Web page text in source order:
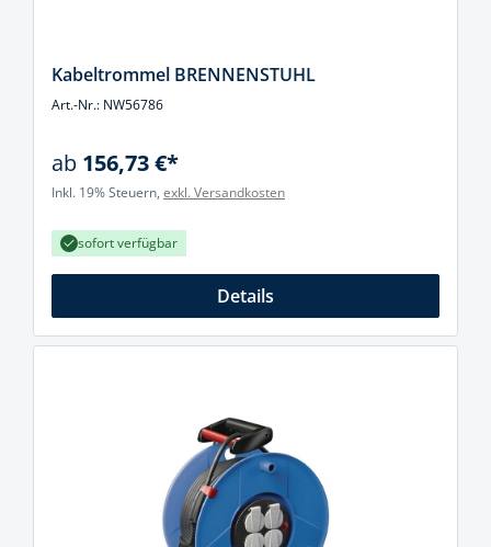
Kabeltrommel BRENNENSTUHL
Art.-Nr.: NW56786
ab 156,73 €*
Inkl. 19% Steuern, exkl. Versandkosten
sofort verfügbar
Details